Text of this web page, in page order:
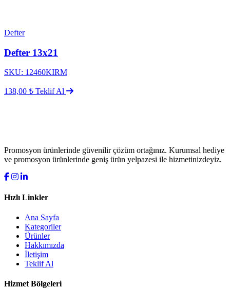
Defter
Defter 13x21
SKU: 12460KIRM
138,00 ₺ Teklif Al
Promosyon ürünlerinde güvenilir çözüm ortağınız. Kurumsal hediye
ve promosyon ürünlerinde geniş ürün yelpazesi ile hizmetinizdeyiz.
Hızlı Linkler
Ana Sayfa
Kategoriler
Ürünler
Hakkımızda
İletişim
Teklif Al
Hizmet Bölgeleri